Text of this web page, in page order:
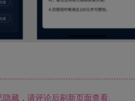
藏，请评论后刷新页面查看.